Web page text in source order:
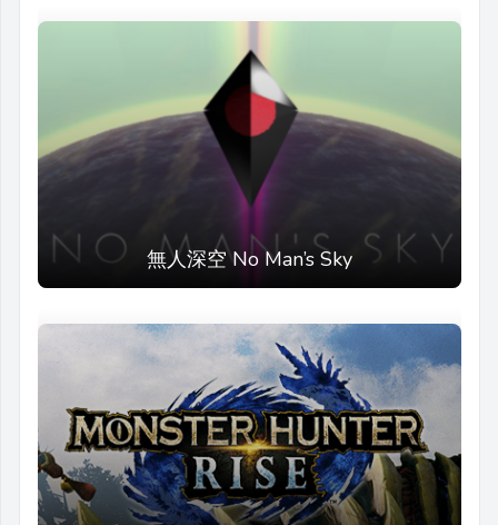
無人深空 No Man’s Sky